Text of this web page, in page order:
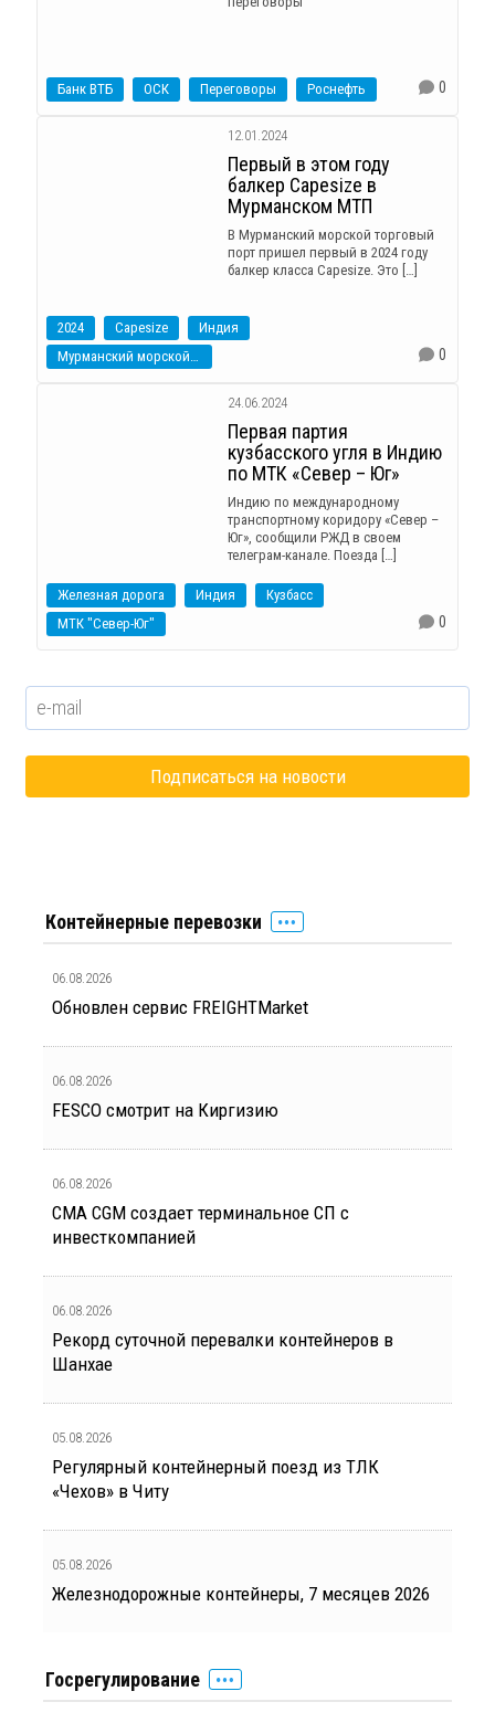
Банк ВТБ ОСК Переговоры Роснефть 0
12.01.2024
Первый в этом году
балкер Capesize в
Мурманском МТП
В Мурманский морской торговый
порт пришел первый в 2024 году
балкер класса Capesize. Это […]
2024 Capesize
Индия
Мурманский морской торговый порт
0
24.06.2024
Первая партия
кузбасского угля в Индию
по МТК «Север – Юг»
Индию по международному
транспортному коридору «Север –
Юг», сообщили РЖД в своем
телеграм-канале. Поезда […]
Железная дорога Индия
Кузбасс
МТК "Север-Юг"
0
Контейнерные перевозки
06.08.2026
Обновлен сервис FREIGHTMarket
06.08.2026
FESCO смотрит на Киргизию
06.08.2026
CMA CGM создает терминальное СП с
инвесткомпанией
06.08.2026
Рекорд суточной перевалки контейнеров в
Шанхае
05.08.2026
Регулярный контейнерный поезд из ТЛК
«Чехов» в Читу
05.08.2026
Железнодорожные контейнеры, 7 месяцев 2026
Госрегулирование